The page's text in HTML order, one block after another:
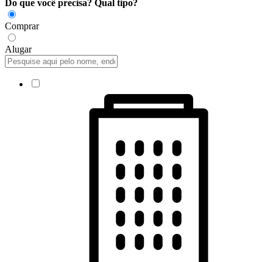
Do que você precisa? Qual tipo?
Comprar
Alugar